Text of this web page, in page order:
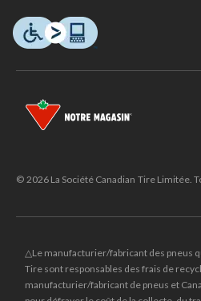
© 2026 La Société Canadian Tire Limitée.
△Le manufacturier/fabricant des pneus
Tire sont responsables des frais de
manufacturier/fabricant de pneus et